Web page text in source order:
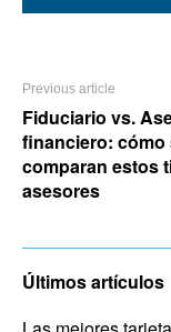
Previous article
Fiduciario vs.
financiero: cómo
comparan estos
asesores
Últimos artículos